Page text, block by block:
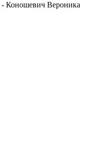
- Коношевич Вероника